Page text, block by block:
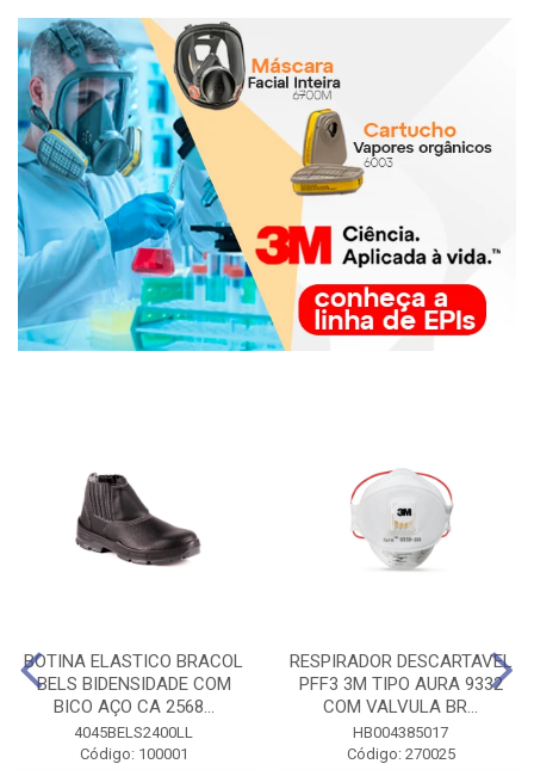
BOTINA ELASTICO BRACOL
BELS BIDENSIDADE COM
BICO AÇO CA 2568...
4045BELS2400LL
Código: 100001
RESPIRADOR DESCARTAVEL
PFF3 3M TIPO AURA 9332
COM VALVULA BR...
HB004385017
Código: 270025